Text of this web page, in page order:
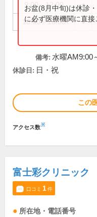
9:00～12:00 ●
16:00～18:00 ●
お盆(8月中旬)は休診
に必ず医療機関に直接
備考: 水曜AM9:00
休診日: 日・祝
この
アクセス数※
富士彩クリニック
口コミ 1件
所在地・電話番号